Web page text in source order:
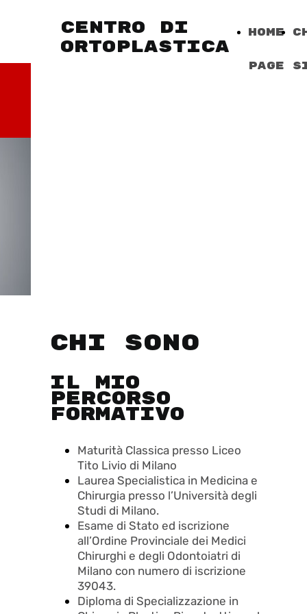
Home
Page
CENTRO DI
ORTOPLASTICA
CHI SONO
IL MIO
PERCORSO
FORMATIVO
Maturità Classica presso Liceo
Tito Livio di Milano
Laurea Specialistica in Medicina e
Chirurgia presso l’Università degli
Studi di Milano.
Esame di Stato ed iscrizione
all’Ordine Provinciale dei Medici
Chirurghi e degli Odontoiatri di
Milano con numero di iscrizione
39043.
Diploma di Specializzazione in